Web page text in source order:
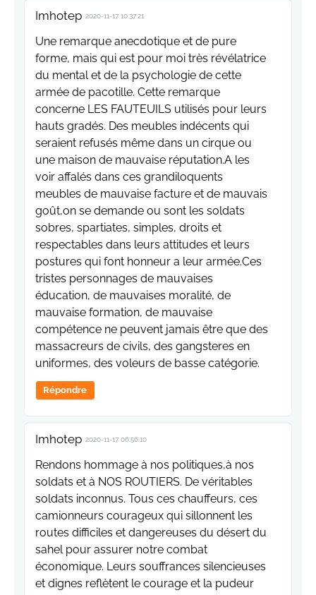
Imhotep 2020-11-17 10:37:21
Une remarque anecdotique et de pure
forme, mais qui est pour moi très révélatrice
du mental et de la psychologie de cette
armée de pacotille. Cette remarque
concerne LES FAUTEUILS utilisés pour leurs
hauts gradés. Des meubles indécents qui
seraient refusés même dans un cirque ou
une maison de mauvaise réputation.A les
voir affalés dans ces grandiloquents
meubles de mauvaise facture et de mauvais
goût,on se demande ou sont les soldats
sobres, spartiates, simples, droits et
respectables dans leurs attitudes et leurs
postures qui font honneur a leur armée.Ces
tristes personnages de mauvaises
éducation, de mauvaises moralité, de
mauvaise formation, de mauvaise
compétence ne peuvent jamais être que des
massacreurs de civils, des gangsteres en
uniformes, des voleurs de basse catégorie.
Répondre
Imhotep 2020-11-17 06:56:10
Rendons hommage à nos politiques,à nos
soldats et à NOS ROUTIERS. De véritables
soldats inconnus. Tous ces chauffeurs, ces
camionneurs courageux qui sillonnent les
routes difficiles et dangereuses du désert du
sahel pour assurer notre combat
économique. Leurs souffrances silencieuses
et dignes reflètent le courage et la pudeur